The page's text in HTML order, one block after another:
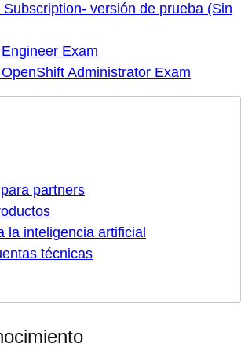
versión de prueba (Sin
Exam
Administrator Exam
partners
la inteligencia artificial
técnicas